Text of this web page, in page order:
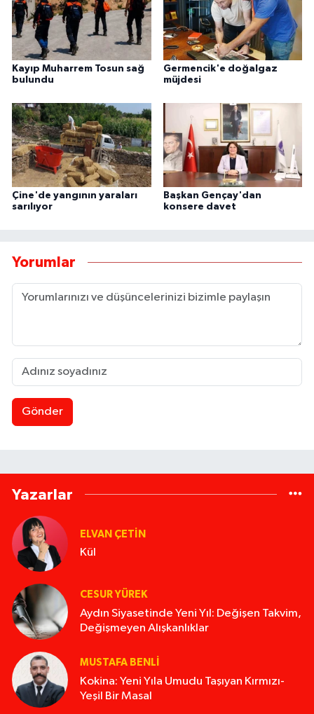
Kayıp Muharrem Tosun sağ
bulundu
Germencik'e doğalgaz
müjdesi
Çine'de yangının yaraları
sarılıyor
Başkan Gençay'dan
konsere davet
Yorumlar
Gönder
Yazarlar
ELVAN ÇETIN
Kül
CESUR YÜREK
Aydın Siyasetinde Yeni Yıl: Değişen Takvim,
Değişmeyen Alışkanlıklar
MUSTAFA BENLI
Kokina: Yeni Yıla Umudu Taşıyan Kırmızı-
Yeşil Bir Masal